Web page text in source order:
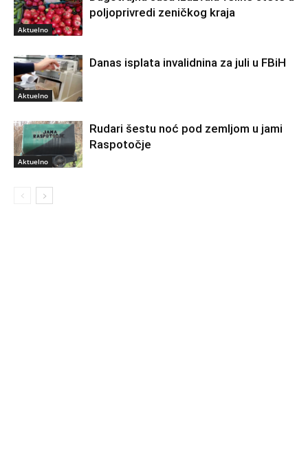
Aktuelno
poljoprivredi zeničkog kraja
Aktuelno
Danas isplata invalidnina za juli u FBiH
Aktuelno
Rudari šestu noć pod zemljom u jami
Raspotočje